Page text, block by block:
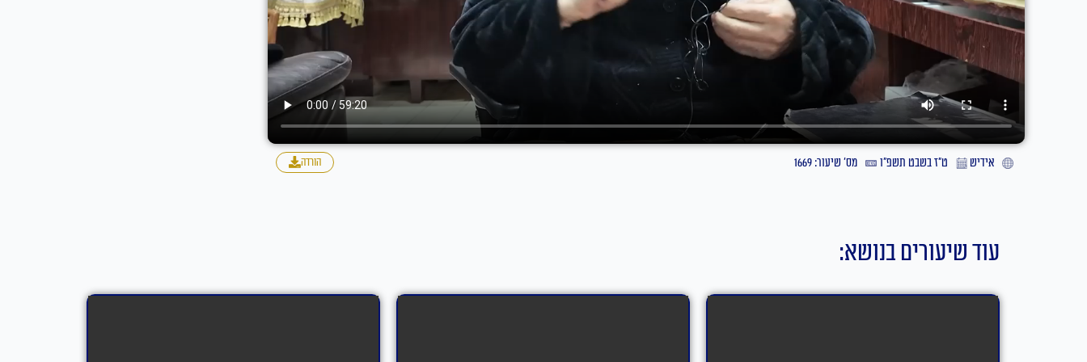
אידיש ט״ז בשבט תשפ״ו מס' שיעור: 1669 הורדה
עוד שיעורים בנושא: